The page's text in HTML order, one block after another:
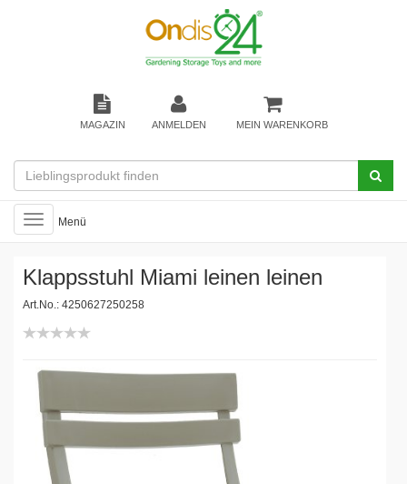
MAGAZIN ANMELDEN MEIN WARENKORB
Toggle
navigation
Menü
Klappsstuhl Miami leinen leinen
Art.No.: 4250627250258